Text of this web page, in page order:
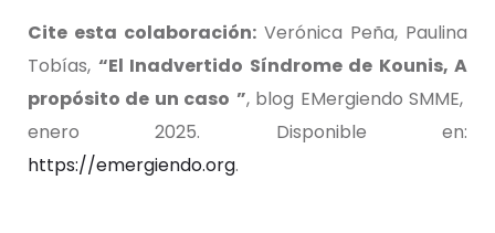
Cite esta colaboración: Verónica Peña, Paulina
Tobías, “El Inadvertido Síndrome de Kounis, A
propósito de un caso ”, blog EMergiendo SMME,
enero 2025. Disponible en:
https://emergiendo.org.